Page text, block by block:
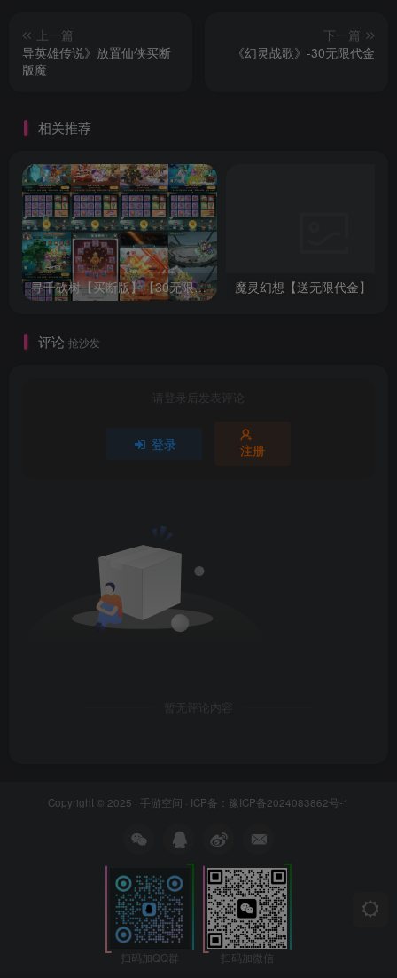
上一篇
导英雄传说》放置仙侠买断
版魔
下一篇
《幻灵战歌》-30无限代金
相关推荐
寻千砍树【买断版】【30无限代金】 魔灵幻想【送无限代金】
评论 抢沙发
请登录后发表评论
登录 注册
暂无评论内容
Copyright © 2025 · 手游空间 · ICP备： 豫ICP备2024083862号-1
扫码加QQ群 扫码加微信